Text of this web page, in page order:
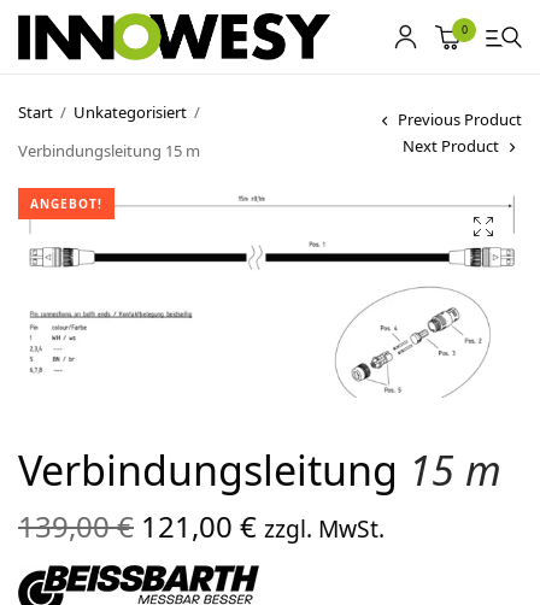
0
Start / Unkategorisiert /
Verbindungsleitung 15 m
Previous Product
Next Product
ANGEBOT!
Verbindungsleitung 15 m
139,00€ Ursprünglicher
Preis war:
139,00 €
121,00€Aktueller
Preis ist:
121,00 €.
zzgl. MwSt.
Shop
Gebrauchtmarkt
Ankauf
Sonderposten
Kontakt